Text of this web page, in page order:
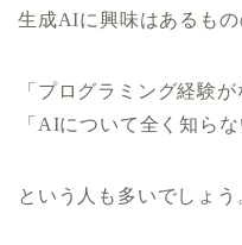
生成AIに興味はあるもの
「プログラミング経験が
「AIについて全く知らな
という人も多いでしょう